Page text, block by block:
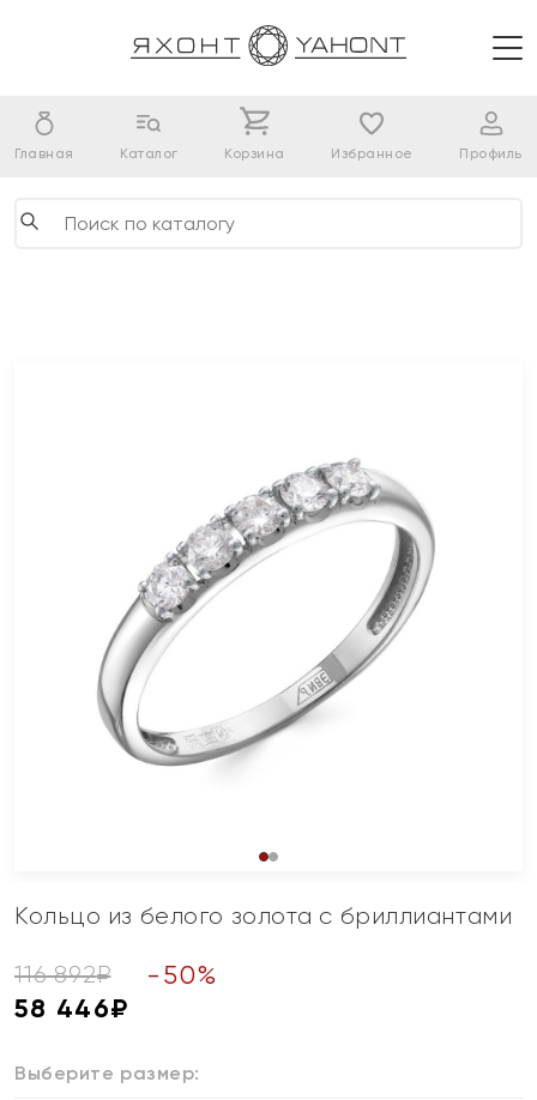
Главная Каталог Корзина Избранное Профиль
Кольцо из белого золота с бриллиантами
116 892₽ - 50%
58 446₽
Выберите размер: